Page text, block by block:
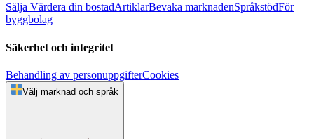
Sälja Värdera din bostadArtiklarBevaka marknadenSpråkstödFör
byggbolag
Säkerhet och integritet
Behandling av personuppgifterCookies
Välj marknad och språk